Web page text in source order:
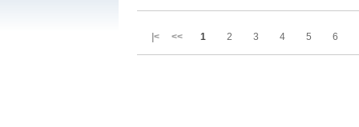
|< << 1 2 3 4 5 6